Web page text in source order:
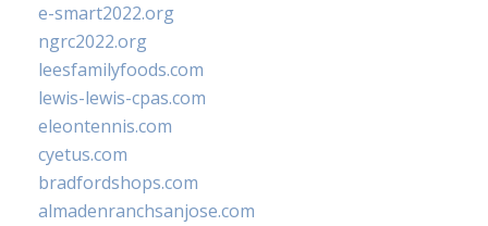
e-smart2022.org
ngrc2022.org
leesfamilyfoods.com
lewis-lewis-cpas.com
eleontennis.com
cyetus.com
bradfordshops.com
almadenranchsanjose.com